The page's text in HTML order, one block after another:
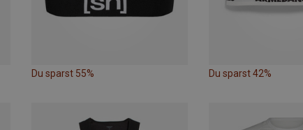
Du sparst 55% Du sparst 42%